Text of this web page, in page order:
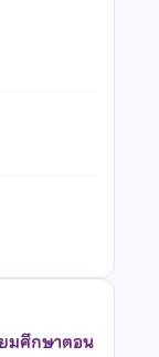
มศึกษาตอน